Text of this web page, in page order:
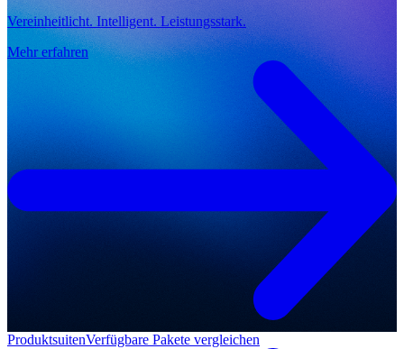
Vereinheitlicht. Intelligent. Leistungsstark.
Mehr erfahren
ProduktsuitenVerfügbare Pakete vergleichen